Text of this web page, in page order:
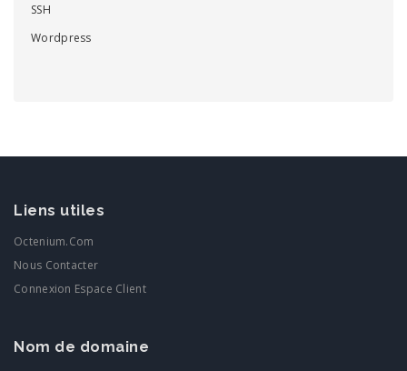
SSH
Wordpress
Liens utiles
Octenium.com
Nous Contacter
Connexion Espace Client
Nom de domaine